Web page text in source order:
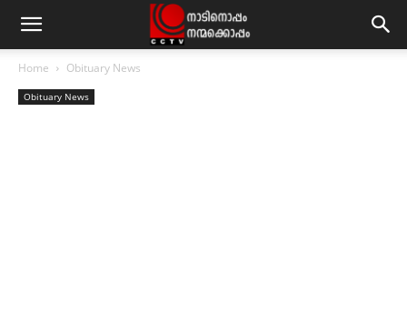
Home Obituary News
Obituary News